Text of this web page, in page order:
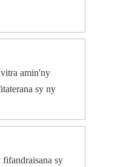
amin'ny
sy ny
sy